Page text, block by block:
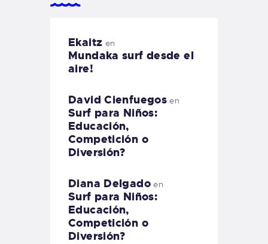
Ekaitz en
Mundaka surf desde el
aire!
David Cienfuegos en
Surf para Niños:
Educación,
Competición o
Diversión?
Diana Delgadoen
Surf para Niños:
Educación,
Competición o
Diversión?